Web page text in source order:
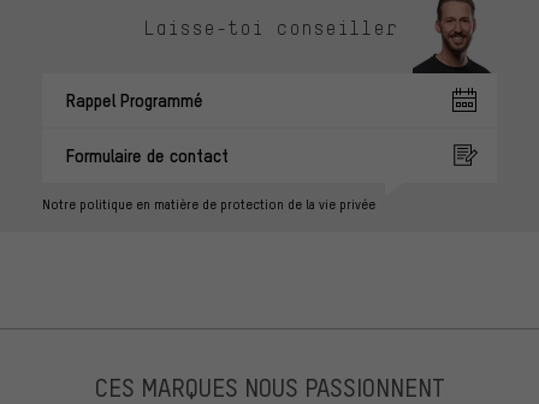
Laisse-toi conseiller
Rappel Programmé
Formulaire de contact
Notre politique en matière de protection de la vie privée
CES MARQUES NOUS PASSIONNENT